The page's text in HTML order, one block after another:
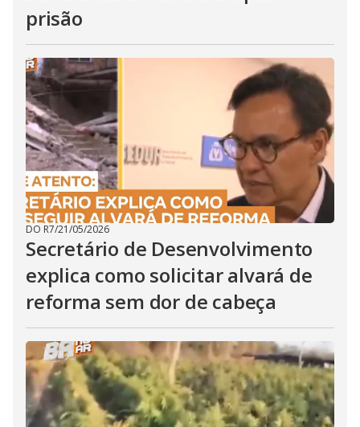
prisão
DO R7/21/05/2026
Secretário de Desenvolvimento
explica como solicitar alvará de
reforma sem dor de cabeça